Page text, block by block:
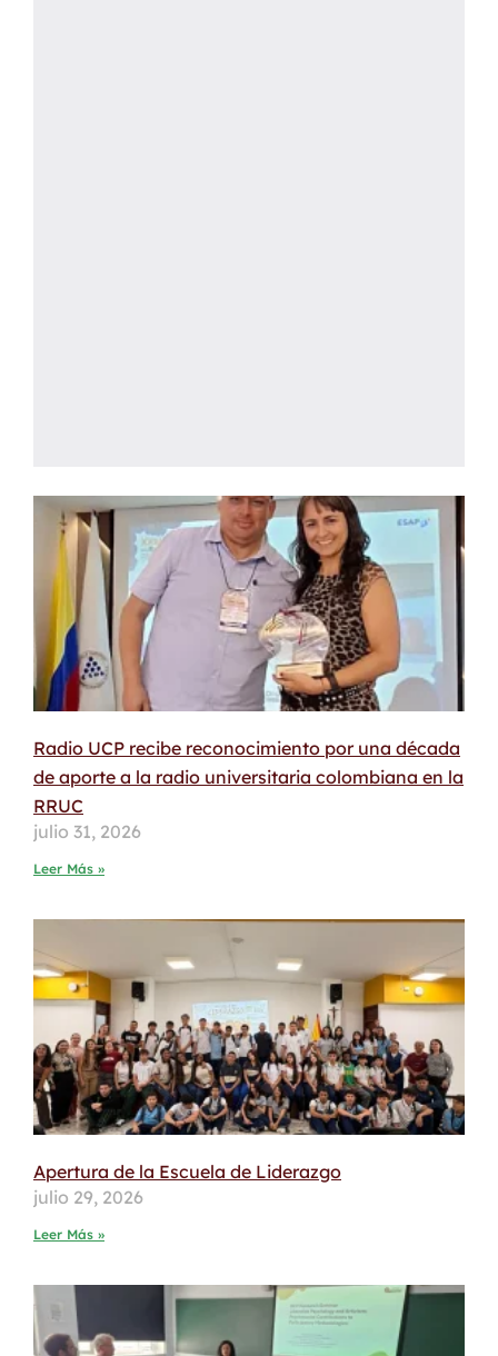
Radio UCP recibe reconocimiento por una década
de aporte a la radio universitaria colombiana en la
RRUC
julio 31, 2026
Leer Más »
Apertura de la Escuela de Liderazgo
julio 29, 2026
Leer Más »